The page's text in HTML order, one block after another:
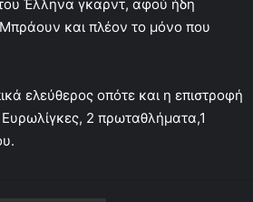
Έλληνα γκαρντ, αφού ήδη
και πλέον το μόνο που
ελεύθερος οπότε και η επιστροφή
Ευρωλίγκες, 2 πρωταθλήματα,1